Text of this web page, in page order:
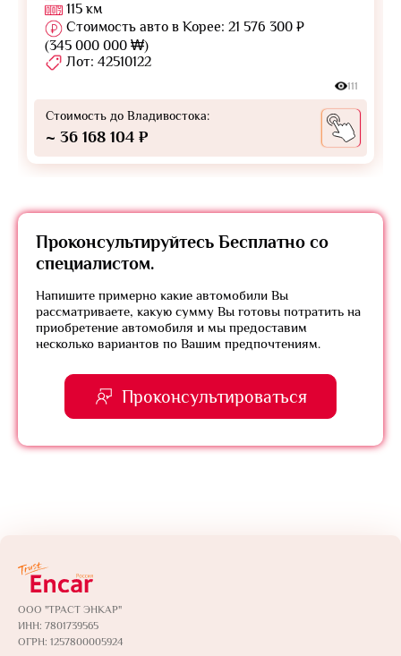
115 км
Стоимость авто в Корее: 21 576 300 ₽
(345 000 000 ₩)
Лот: 42510122
111
Стоимость до Владивостока:
~ 36 168 104 ₽
Проконсультируйтесь Бесплатно со
специалистом.
Напишите примерно какие автомобили Вы
рассматриваете, какую сумму Вы готовы потратить на
приобретение автомобиля и мы предоставим
несколько вариантов по Вашим предпочтениям.
Проконсультироваться
ООО "ТРАСТ ЭНКАР"
ИНН: 7801739565
ОГРН: 1257800005924